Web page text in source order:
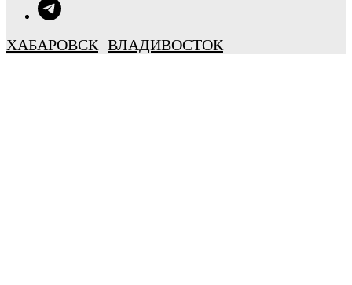
ХАБАРОВСК ВЛАДИВОСТОК